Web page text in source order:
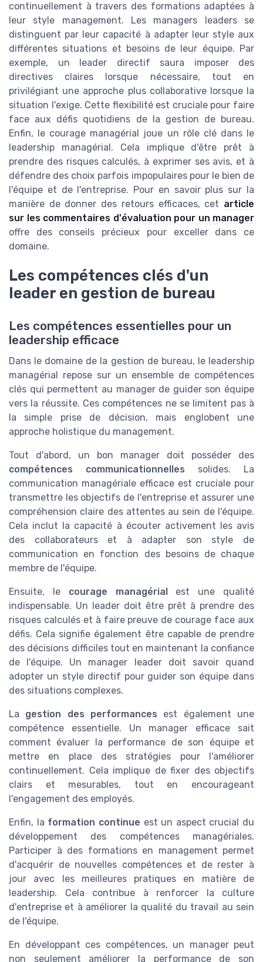
continuellement à travers des formations adaptées à
leur style management. Les managers leaders se
distinguent par leur capacité à adapter leur style aux
différentes situations et besoins de leur équipe. Par
exemple, un leader directif saura imposer des
directives claires lorsque nécessaire, tout en
privilégiant une approche plus collaborative lorsque la
situation l'exige. Cette flexibilité est cruciale pour faire
face aux défis quotidiens de la gestion de bureau.
Enfin, le courage managérial joue un rôle clé dans le
leadership managérial. Cela implique d'être prêt à
prendre des risques calculés, à exprimer ses avis, et à
défendre des choix parfois impopulaires pour le bien de
l'équipe et de l'entreprise. Pour en savoir plus sur la
manière de donner des retours efficaces, cet article
sur les commentaires d'évaluation pour un manager
offre des conseils précieux pour exceller dans ce
domaine.
Les compétences clés d'un
leader en gestion de bureau
Les compétences essentielles pour un
leadership efficace
Dans le domaine de la gestion de bureau, le leadership
managérial repose sur un ensemble de compétences
clés qui permettent au manager de guider son équipe
vers la réussite. Ces compétences ne se limitent pas à
la simple prise de décision, mais englobent une
approche holistique du management.
Tout d'abord, un bon manager doit posséder des
compétences communicationnelles solides. La
communication managériale efficace est cruciale pour
transmettre les objectifs de l'entreprise et assurer une
compréhension claire des attentes au sein de l'équipe.
Cela inclut la capacité à écouter activement les avis
des collaborateurs et à adapter son style de
communication en fonction des besoins de chaque
membre de l'équipe.
Ensuite, le courage managérial
est une qualité
indispensable. Un leader doit être prêt à prendre des
risques calculés et à faire preuve de courage face aux
défis. Cela signifie également être capable de prendre
des décisions difficiles tout en maintenant la confiance
de l'équipe. Un manager leader doit savoir quand
adopter un style directif pour guider son équipe dans
des situations complexes.
La gestion des performances est également une
compétence essentielle. Un manager efficace sait
comment évaluer la performance de son équipe et
mettre en place des stratégies pour l'améliorer
continuellement. Cela implique de fixer des objectifs
clairs et mesurables, tout en encourageant
l'engagement des employés.
Enfin, la formation continue est un aspect crucial du
développement des compétences managériales.
Participer à des formations en management permet
d'acquérir de nouvelles compétences et de rester à
jour avec les meilleures pratiques en matière de
leadership. Cela contribue à renforcer la culture
d'entreprise et à améliorer la qualité du travail au sein
de l'équipe.
En développant ces compétences, un manager peut
non seulement améliorer la performance de son